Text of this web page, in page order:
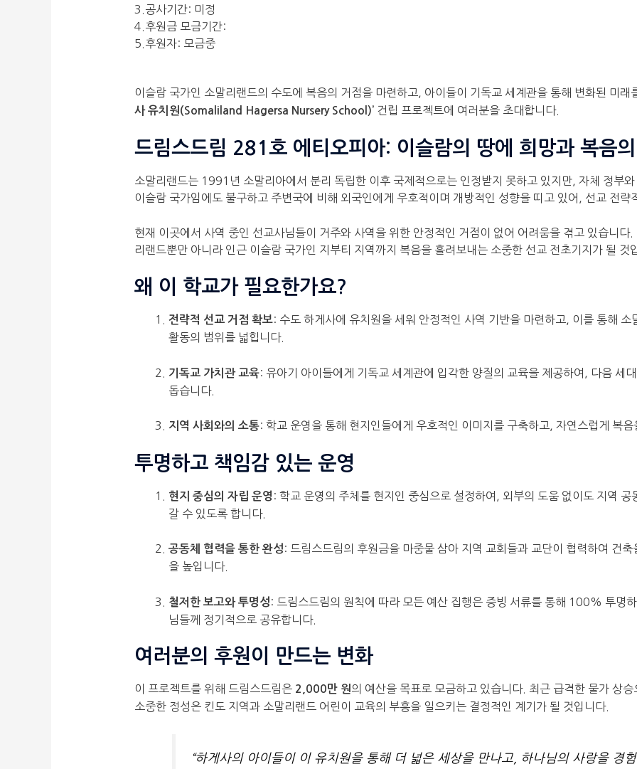
3.공사기간: 미정
4.후원금 모금기간:
5.후원자: 모금중
이슬람 국가인 소말리랜드의 수도에 복음의 거점을 마련하고, 아이들이 기독교 세계관을 통해 변화된 미래
사 유치원(Somaliland Hagersa Nursery School)’건립 프로젝트에 여러분을 초대합니다.
드림스드림 281호 에티오피아: 이슬람의 땅에 희망과 복음
소말리랜드는 1991년 소말리아에서 분리 독립한 이후 국제적으로는 인정받지 못하고 있지만, 자체 정부
이슬람 국가임에도 불구하고 주변국에 비해 외국인에게 우호적이며 개방적인 성향을 띠고 있어, 선교 전략
현재 이곳에서 사역 중인 선교사님들이 거주와 사역을 위한 안정적인 거점이 없어 어려움을 겪고 있습니다
리랜드뿐만 아니라 인근 이슬람 국가인 지부티 지역까지 복음을 흘려보내는 소중한 선교 전초기지가 될 것
왜 이 학교가 필요한가요?
전략적 선교 거점 확보: 수도 하게사에 유치원을 세워 안정적인 사역 기반을 마련하고, 이를 통해 소
활동의 범위를 넓힙니다.
기독교 가치관 교육: 유아기 아이들에게 기독교 세계관에 입각한 양질의 교육을 제공하여, 다음 세
돕습니다.
지역 사회와의 소통: 학교 운영을 통해 현지인들에게 우호적인 이미지를 구축하고, 자연스럽게 복
투명하고 책임감 있는 운영
현지 중심의 자립 운영 : 학교 운영의 주체를 현지인 중심으로 설정하여, 외부의 도움 없이도 지역 공
갈 수 있도록 합니다.
공동체 협력을 통한 완성 : 드림스드림의 후원금을 마중물 삼아 지역 교회들과 교단이 협력하여 건
을 높입니다.
철저한 보고와 투명성 : 드림스드림의 원칙에 따라 모든 예산 집행은 증빙 서류를 통해 100% 투명
님들께 정기적으로 공유합니다.
여러분의 후원이 만드는 변화
이 프로젝트를 위해 드림스드림은 2,000만 원 의 예산을 목표로 모금하고 있습니다. 최근 급격한 물가 상
소중한 정성은 킨도 지역과 소말리랜드 어린이 교육의 부흥을 일으키는 결정적인 계기가 될 것입니다.
“하게사의 아이들이 이 유치원을 통해 더 넓은 세상을 만나고, 하나님의 사랑을 경